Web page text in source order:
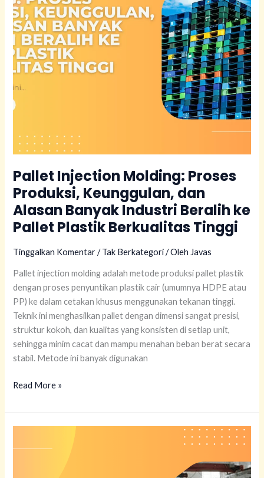
Pallet Injection Molding: Proses
Produksi, Keunggulan, dan
Alasan Banyak Industri Beralih ke
Pallet Plastik Berkualitas Tinggi
Tinggalkan Komentar /Tak Berkategori/ Oleh Javas
Pallet injection molding adalah metode produksi pallet plastik
dengan proses penyuntikan plastik cair (umumnya HDPE atau
PP) ke dalam cetakan khusus menggunakan tekanan tinggi.
Teknik ini menghasilkan pallet dengan dimensi sangat presisi,
struktur kokoh, dan kualitas yang konsisten di setiap unit,
sehingga minim cacat dan mampu menahan beban berat secara
stabil. Metode ini banyak digunakan
dan
Alasan
Banyak
Industri
Beralih
Pallet
Plastik
Tinggi
Read More »
Pallet